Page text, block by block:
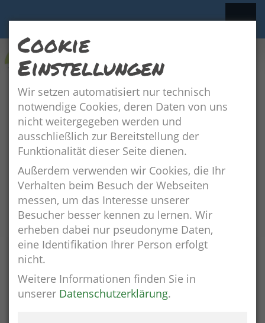
Streuobstwiese
Cookie
Einstellungen
Wir setzen automatisiert nur technisch
notwendige Cookies, deren Daten von uns
nicht weitergegeben werden und
ausschließlich zur Bereitstellung der
Funktionalität dieser Seite dienen.
Außerdem verwenden wir Cookies, die Ihr
Verhalten beim Besuch der Webseiten
messen, um das Interesse unserer
Besucher besser kennen zu lernen. Wir
erheben dabei nur pseudonyme Daten,
eine Identifikation Ihrer Person erfolgt
nicht.
Weitere Informationen finden Sie in
unserer Datenschutzerklärung.